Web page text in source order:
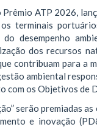
ATP 2026,
terminais
desempenho
dos recursos
contribuam para a
ambiental
com os Objetivos de
serão premiadas
e inovação